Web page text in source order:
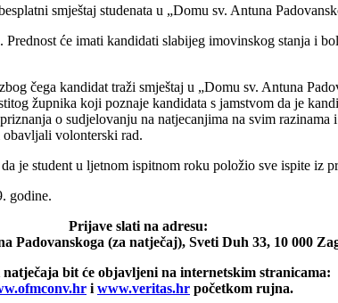
smještaj studenata u „Domu sv. Antuna
će imati kandidati slabijeg imovinskog stanja i
čega kandidat traži smještaj u „Domu sv. Antuna
župnika koji poznaje kandidata s jamstvom da je
o sudjelovanju na natjecanjima na svim
volonterski rad.
je student u ljetnom ispitnom roku položio sve ispite iz
godine.
Prijave slati na adresu:
Padovanskoga (za natječaj), Sveti Duh 33, 10 000
bit će objavljeni na internetskim stranicama:
i www.veritas.hr početkom rujna.